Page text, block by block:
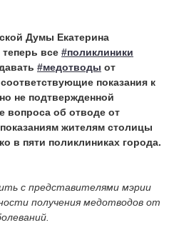
Думы Екатерина
все #поликлиники
#медотводы от
показания к
не подтвержденной
вопроса об отводе от
жителям столицы
в пяти поликлиниках города.
с представителями мэрии
получения медотводов от